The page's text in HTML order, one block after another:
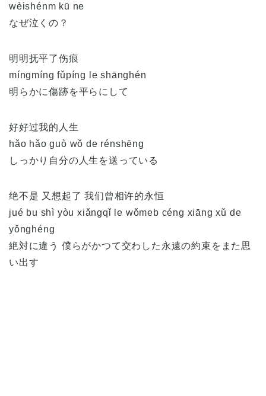
wèishénm kū ne
なぜ泣くの？
明明抚平了伤痕
míngmíng fǔpíng le shānghén
明らかに傷跡を平らにして
好好过我的人生
hǎo hǎo guò wǒ de rénshēng
しっかり自分の人生を送っている
绝不是 又想起了 我们曾相许的永恒
jué bu shì yòu xiǎngqǐ le wǒmeb céng xiāng xǔ de
yǒnghéng
絶対に違う 僕らがかつて交わした永遠の約束をまた思
い出す